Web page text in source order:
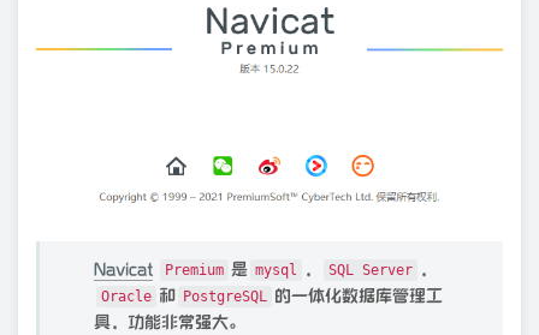
Navicat Premium 是 mysql ， SQL Server ，
Oracle 和 PostgreSQL 的一体化数据库管理工
具，功能非常强大。